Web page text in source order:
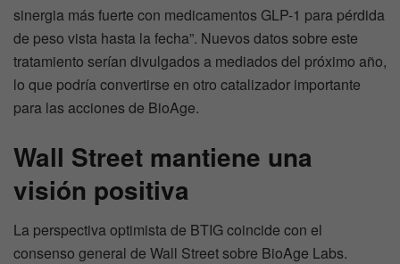
sinergia más fuerte con medicamentos GLP-1 para pérdida
de peso vista hasta la fecha”. Nuevos datos sobre este
tratamiento serían divulgados a mediados del próximo año,
lo que podría convertirse en otro catalizador importante
para las acciones de BioAge.
Wall Street mantiene una
visión positiva
La perspectiva optimista de BTIG coincide con el
consenso general de Wall Street sobre BioAge Labs.